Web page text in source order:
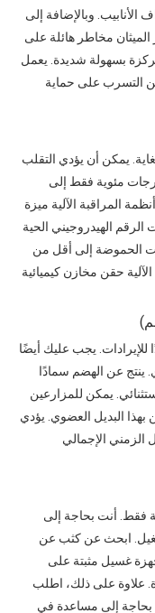
الأنابيب. وبالإضافة إلى
الميثان مخاطر هائلة على
بسهولة شديدة. يعمل
التسرب على حماية
يمكن أن يؤدي التقلب
في درجة الحرارة الداخلية بمقدار 5 درجات مئوية فقط إلى
المراقبة الآلية ميزة
الرقم الهيدروجيني الحية
الحموضة إلى أقل من
حقن مخازن كيميائية
للإيرادات. يجب عليك أيضًا
ينتج عن الهضم سمادًا
يمكن للمزارعين
بهذا البديل العضوي. يؤدي
الزمني الإجمالي
فقط. أنت بحاجة إلى
ابحث عن كثب عن
غسيل مثبتة على
علاوة على ذلك، اطلب
بحاجة إلى مساعدة في